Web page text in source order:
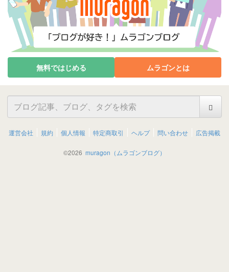
無料ではじめる ムラゴンとは
運営会社 規約 個人情報 特定商取引 ヘルプ 問い合わせ 広告掲載
©2026 muragon（ムラゴンブログ）